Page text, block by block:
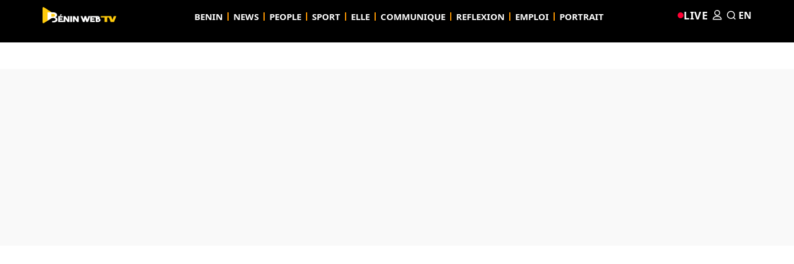
BENIN NEWS PEOPLE SPORT ELLE COMMUNIQUE REFLEXION EMPLOI PORTRAIT LIVE EN